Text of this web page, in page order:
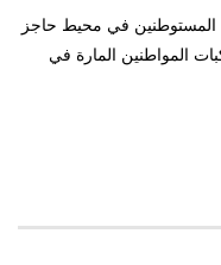
من المستوطنين في محيط حاجز
المواطنين المارة في